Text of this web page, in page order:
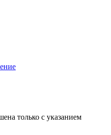
только с указанием